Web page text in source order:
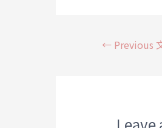
←Previous